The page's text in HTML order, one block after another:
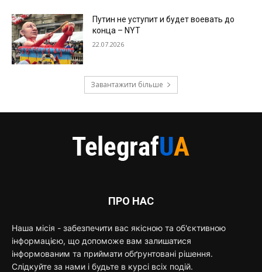
Путин не уступит и будет воевать до
конца – NYT
22.07.2026
Завантажити більше
ПРО НАС
Наша місія - забезпечити вас якісною та об'єктивною
інформацією, що допоможе вам залишатися
інформованим та приймати обґрунтовані рішення.
Слідкуйте за нами і будьте в курсі всіх подій.